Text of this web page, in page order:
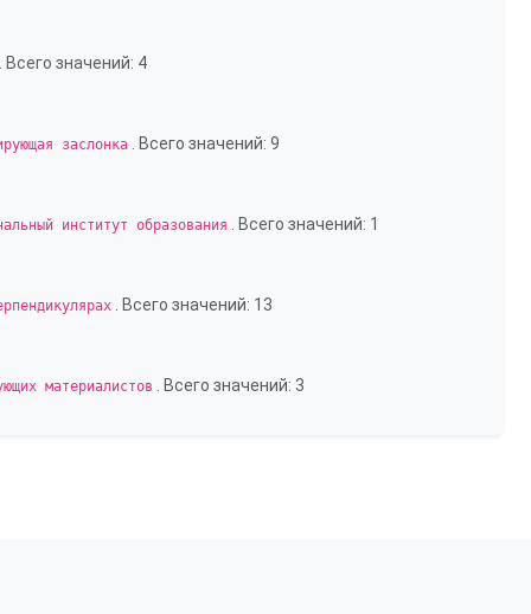
Всего значений: 4
заслонка . Всего значений: 9
институт образования . Всего значений: 1
. Всего значений: 13
материалистов . Всего значений: 3